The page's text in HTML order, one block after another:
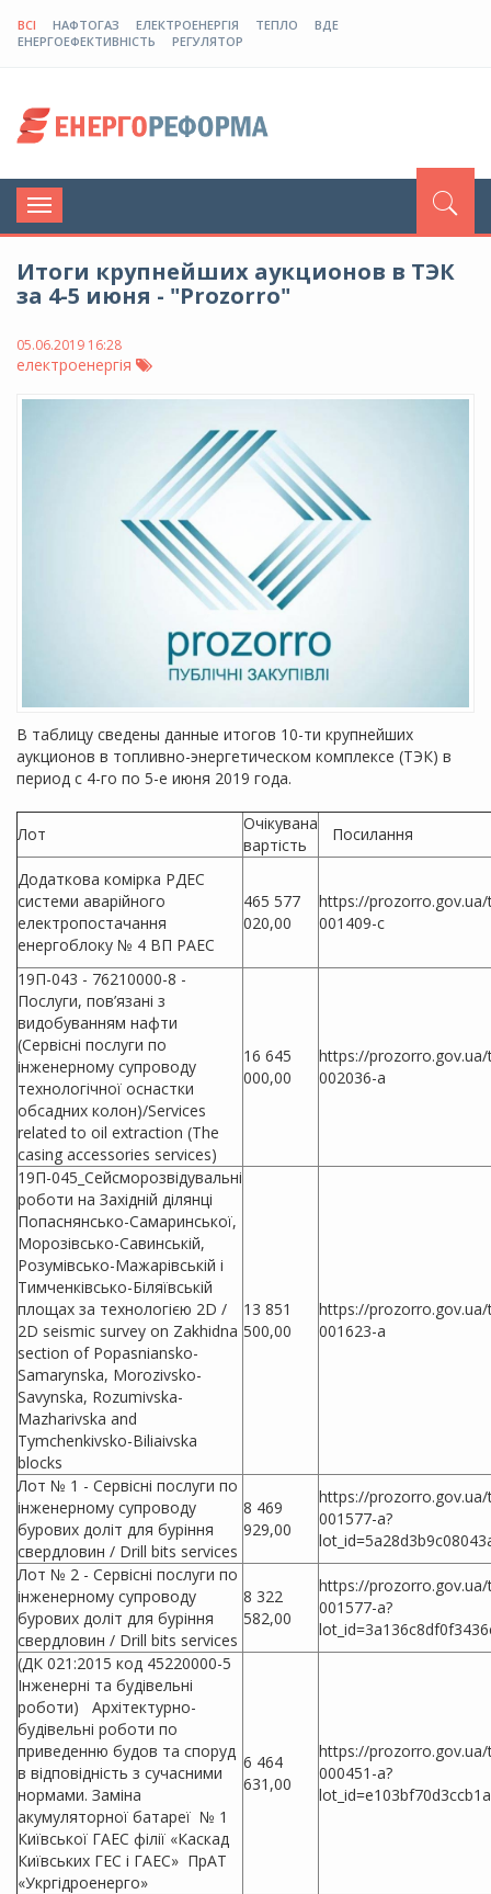
ВСІ НАФТОГАЗ ЕЛЕКТРОЕНЕРГІЯ ТЕПЛО
ВДЕ
ЕНЕРГОЕФЕКТИВНІСТЬ
РЕГУЛЯТОР
Toggle
navigation
Итоги крупнейших аукционов в ТЭК
за 4-5 июня - "Prozorro"
05.06.2019 16:28
електроенергія
В таблицу сведены данные итогов 10-ти крупнейших
аукционов в топливно-энергетическом комплексе (ТЭК) в
период с 4-го по 5-е июня 2019 года.
Лот
Очікувана
вартість
Посилання
Додаткова комірка РДЕС
системи аварійного
електропостачання
енергоблоку № 4 ВП РАЕС
465 577
020,00
https://
001409-c
19П-043 - 76210000-8 -
Послуги, пов’язані з
видобуванням нафти
(Сервісні послуги по
інженерному супроводу
технологічної оснастки
обсадних колон)/Services
related to oil extraction (The
casing accessories services)
16 645
000,00
https://
002036-a
19П-045_Сейсморозвідувальні
роботи на Західній ділянці
Попаснянсько-Самаринської,
Морозівсько-Савинській,
Розумівсько-Мажарівській і
Тимченківсько-Біляївській
площах за технологією 2D /
2D seismic survey on Zakhidna
section of Popasniansko-
Samarynska, Morozivsko-
Savynska, Rozumivska-
Mazharivska and
Tymchenkivsko-Biliaivska
blocks
13 851
500,00
https://
001623-a
Лот № 1 - Сервісні послуги по
інженерному супроводу
бурових доліт для буріння
свердловин / Drill bits services
8 469
929,00
https://
001577-a?
Лот № 2 - Сервісні послуги по
інженерному супроводу
бурових доліт для буріння
свердловин / Drill bits services
8 322
582,00
https://
001577-a?
(ДК 021:2015 код 45220000-5
Інженерні та будівельні
роботи) Архітектурно-
будівельні роботи по
приведенню будов та споруд
в відповідність з сучасними
нормами. Заміна
акумуляторної батареї № 1
Київської ГАЕС філії «Каскад
Київських ГЕС і ГАЕС» ПрАТ
«Укргідроенерго»
6 464
631,00
https://
000451-a?